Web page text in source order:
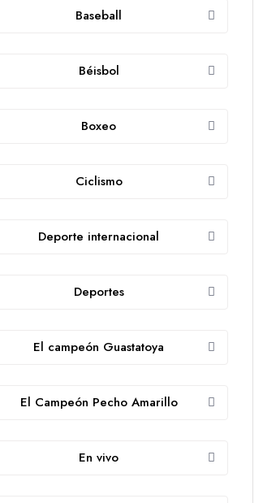
Baseball
Béisbol
Boxeo
Ciclismo
Deporte internacional
Deportes
El campeón Guastatoya
El Campeón Pecho Amarillo
En vivo